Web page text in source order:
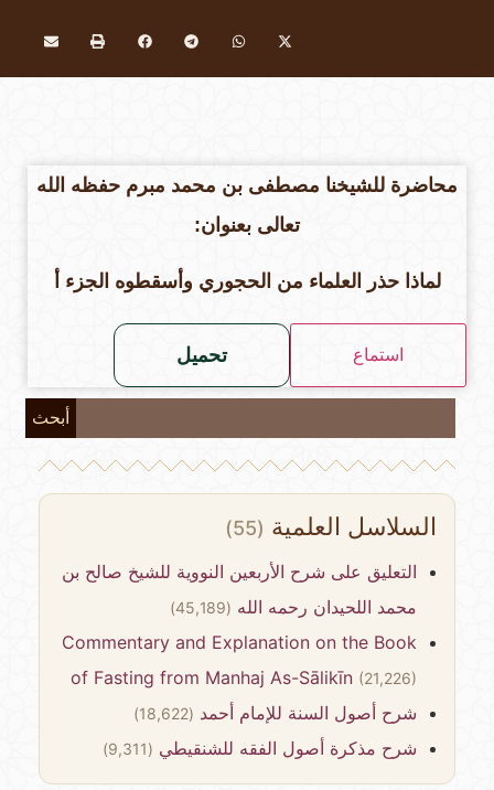
محاضرة للشيخنا مصطفى بن محمد مبرم حفظه الله
تعالى بعنوان:
لماذا حذر العلماء من الحجوري وأسقطوه الجزء أ
استماع تحميل
أبحث
السلاسل العلمية(55)
التعليق على شرح الأربعين النووية للشيخ صالح بن
محمد اللحيدان رحمه الله(45,189)
Commentary and Explanation on the Book
of Fasting from Manhaj As-Sālikīn(21,226)
شرح أصول السنة للإمام أحمد(18,622)
شرح مذكرة أصول الفقه للشنقيطي (9,311)